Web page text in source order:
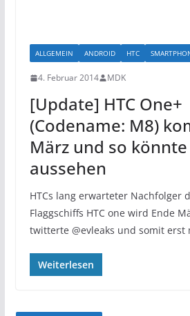
ALLGEMEIN ANDROID HTC
4. Februar 2014 MDK
[Update] HTC One+
(Codename: M8)
März und so könnte
aussehen
HTCs lang erwarteter Nachfolger
Flaggschiffs HTC one wird Ende
twitterte @evleaks und somit erst
Weiterlesen